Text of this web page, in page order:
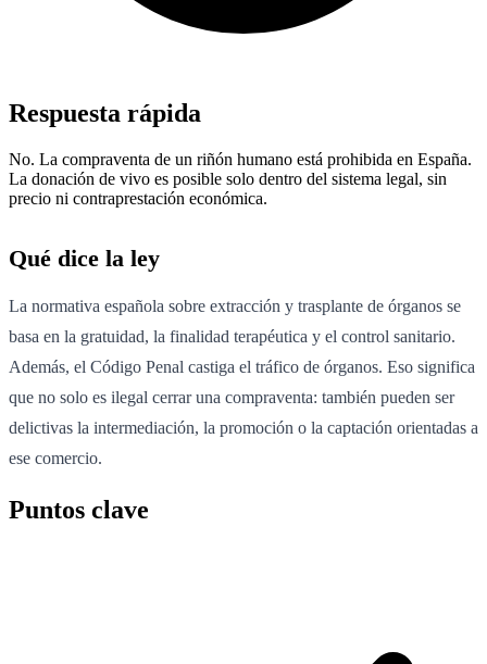
Respuesta rápida
No. La compraventa de un riñón humano está prohibida en España.
La donación de vivo es posible solo dentro del sistema legal, sin
precio ni contraprestación económica.
Qué dice la ley
La normativa española sobre extracción y trasplante de órganos se
basa en la gratuidad, la finalidad terapéutica y el control sanitario.
Además, el Código Penal castiga el tráfico de órganos. Eso significa
que no solo es ilegal cerrar una compraventa: también pueden ser
delictivas la intermediación, la promoción o la captación orientadas a
ese comercio.
Puntos clave